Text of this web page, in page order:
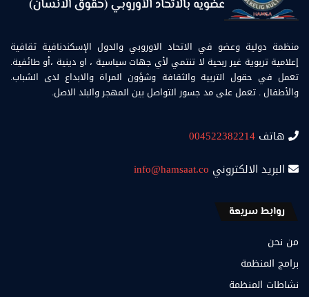
منظمة دولية وعضو في الاتحاد الاوروبي والدول الإسكندنافية ثقافية
إعلامية تربوية غير ربحية لا تنتمي لأي جهات سياسية ، او دينية ،أو طائفية.
تعمل في حقول التربية والثقافة وشؤون المراة والابداع لدى الشباب.
والأطفال . تعمل على مد جسور التواصل بين المهجر والبلد الاصل.
هاتف 004522382214
البريد الالكتروني info@hamsaat.co
روابط سريعة
من نحن
برامج المنظمة
نشاطات المنظمة